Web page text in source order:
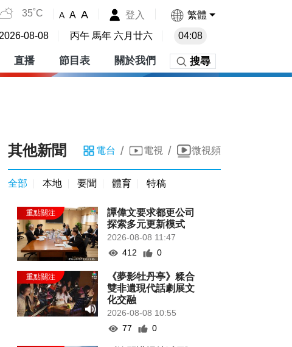
35˚C A A A 登入 繁體
2026-08-08 丙午 馬年 六月廿六 04:08
直播 節目表 關於我們 搜尋
其他新聞 電台 / 電視 / 微視頻
全部 本地 要聞 體育 特稿
譚偉文要求都更公司
探索多元更新模式
2026-08-08 11:47
412
0
《夢影牡丹亭》糅合
雙非遺現代話劇展文
化交融
2026-08-08 10:55
77
0